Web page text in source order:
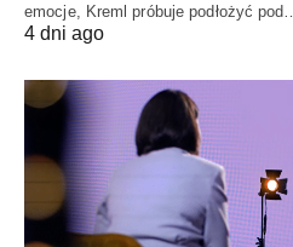
emocje, Kreml próbuje podłożyć pod…
4 dni ago